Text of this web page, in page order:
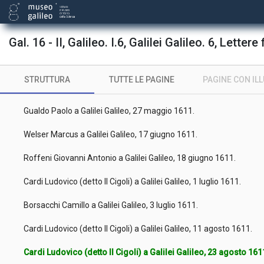
Gal. 16 - II, Galileo. I.6, Galilei Galileo. 6, Lettere
STRUTTURA TUTTE LE PAGINE PAGINE CON
Galilei Michelangelo a Galilei Galileo, 14 aprile 1610.
Galilei Michelangelo a Galilei Galileo, 27 aprile 1611.
Antonini Daniele a Galilei Galileo, 29 aprile 1611.
Gualdo Paolo a Galilei Galileo, 27 maggio 1611.
Welser Marcus a Galilei Galileo, 17 giugno 1611.
Roffeni Giovanni Antonio a Galilei Galileo, 18 giugno 1611.
Cardi Ludovico (detto Il Cigoli) a Galilei Galileo, 1 luglio 1611.
Borsacchi Camillo a Galilei Galileo, 3 luglio 1611.
Cardi Ludovico (detto Il Cigoli) a Galilei Galileo, 11 agosto 1611.
Cardi Ludovico (detto Il Cigoli) a Galilei Galileo, 23 agosto